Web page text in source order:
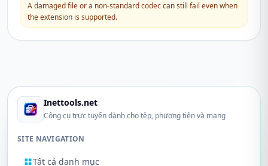
A damaged file or a non-standard codec can still fail even when
the extension is supported.
Inettools.net
Công cụ trực tuyến dành cho tệp, phương tiện và mạng
SITE NAVIGATION
Tất cả danh mục